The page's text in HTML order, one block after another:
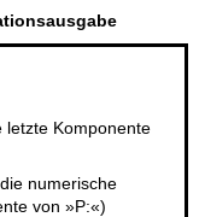
letzte Komponente
numerische
von »P:«)